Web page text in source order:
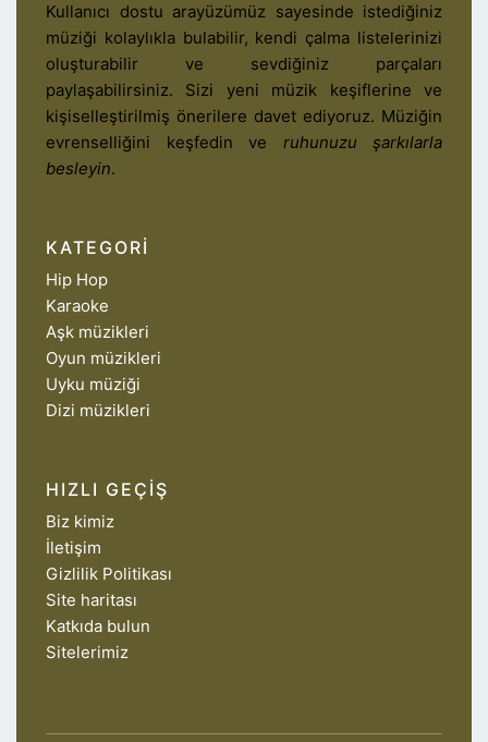
Kullanıcı dostu arayüzümüz sayesinde istediğiniz
müziği kolaylıkla bulabilir, kendi çalma listelerinizi
oluşturabilir ve sevdiğiniz parçaları
paylaşabilirsiniz. Sizi yeni müzik keşiflerine ve
kişiselleştirilmiş önerilere davet ediyoruz. Müziğin
evrenselliğini keşfedin ve ruhunuzu şarkılarla
besleyin.
KATEGORI
Hip Hop
Karaoke
Aşk müzikleri
Oyun müzikleri
Uyku müziği
Dizi müzikleri
HIZLI GEÇIŞ
Biz kimiz
İletişim
Gizlilik Politikası
Site haritası
Katkıda bulun
Sitelerimiz